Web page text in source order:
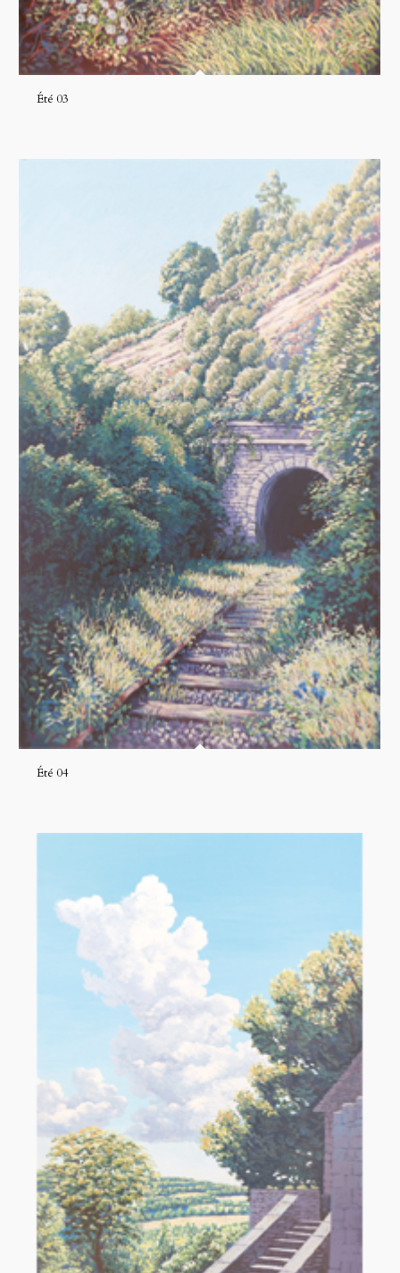
Été 03
Été 04